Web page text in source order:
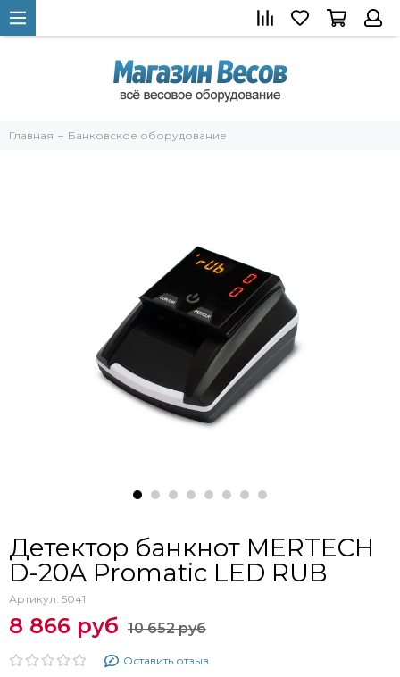
Главная Банковское оборудование
Детектор банкнот MERTECH
D-20A Promatic LED RUB
Артикул: 5041
8 866 руб 10 652 руб
Оставить отзыв